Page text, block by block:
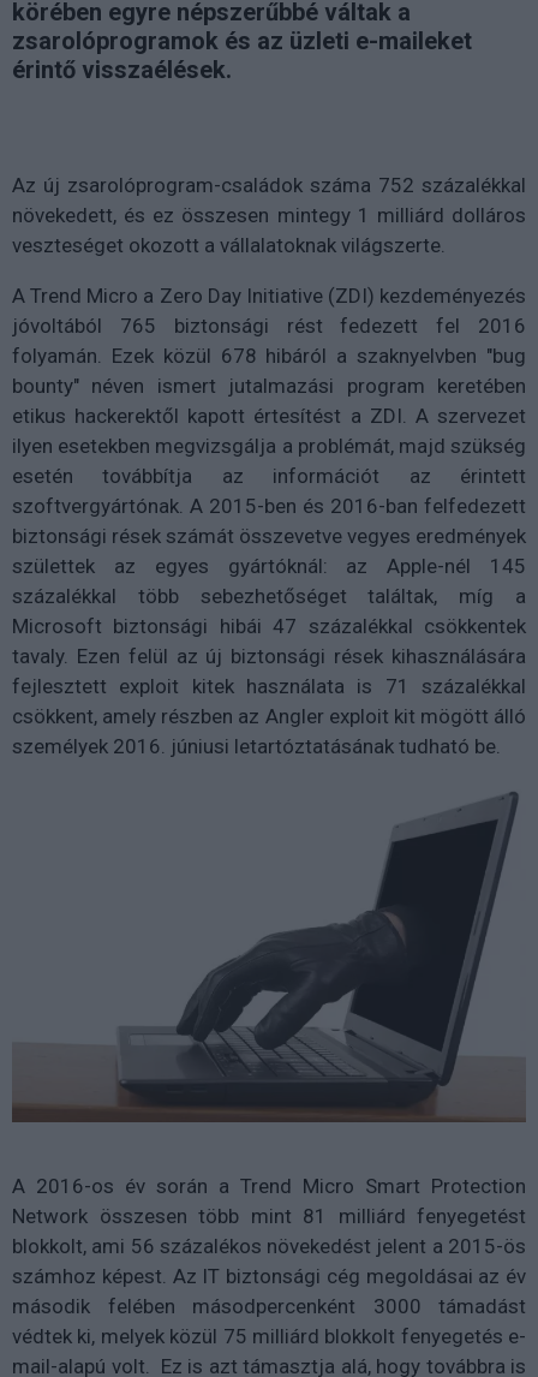
körében egyre népszerűbbé váltak a
zsarolóprogramok és az üzleti e-maileket
érintő visszaélések.
Az új zsarolóprogram-családok száma 752 százalékkal
növekedett, és ez összesen mintegy 1 milliárd dolláros
veszteséget okozott a vállalatoknak világszerte.
A Trend Micro a Zero Day Initiative (ZDI) kezdeményezés
jóvoltából 765 biztonsági rést fedezett fel 2016
folyamán. Ezek közül 678 hibáról a szaknyelvben "bug
bounty" néven ismert jutalmazási program keretében
etikus hackerektől kapott értesítést a ZDI. A szervezet
ilyen esetekben megvizsgálja a problémát, majd szükség
esetén továbbítja az információt az érintett
szoftvergyártónak. A 2015-ben és 2016-ban felfedezett
biztonsági rések számát összevetve vegyes eredmények
születtek az egyes gyártóknál: az Apple-nél 145
százalékkal több sebezhetőséget találtak, míg a
Microsoft biztonsági hibái 47 százalékkal csökkentek
tavaly. Ezen felül az új biztonsági rések kihasználására
fejlesztett exploit kitek használata is 71 százalékkal
csökkent, amely részben az Angler exploit kit mögött álló
személyek 2016. júniusi letartóztatásának tudható be.
A 2016-os év során a Trend Micro Smart Protection
Network összesen több mint 81 milliárd fenyegetést
blokkolt, ami 56 százalékos növekedést jelent a 2015-ös
számhoz képest. Az IT biztonsági cég megoldásai az év
második felében másodpercenként 3000 támadást
védtek ki, melyek közül 75 milliárd blokkolt fenyegetés e-
mail-alapú volt. Ez is azt támasztja alá, hogy továbbra is